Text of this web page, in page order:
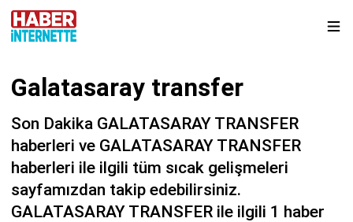
Galatasaray transfer
Son Dakika GALATASARAY TRANSFER
haberleri ve GALATASARAY TRANSFER
haberleri ile ilgili tüm sıcak gelişmeleri
sayfamızdan takip edebilirsiniz.
GALATASARAY TRANSFER ile ilgili 1 haber